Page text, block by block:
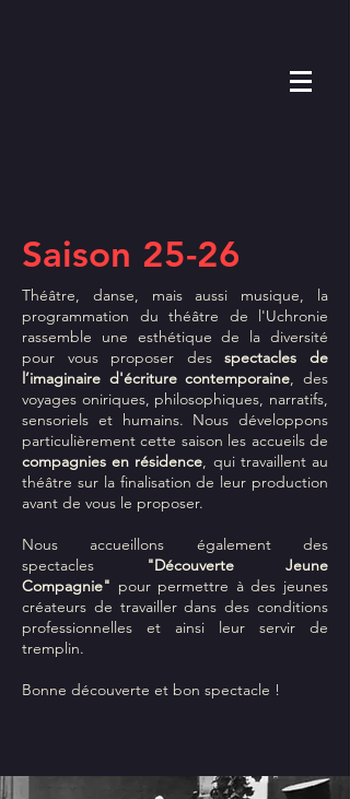
Saison 25-26
Théâtre, danse, mais aussi musique, la
programmation du théâtre de l'Uchronie
rassemble une esthétique de la diversité
pour vous proposer desspectacles de
l’imaginaire d'écriture contemporaine, des
voyages oniriques, philosophiques, narratifs,
sensoriels et humains. Nous développons
particulièrement cette saison les accueils de
compagnies en résidence, qui travaillent au
théâtre sur la finalisation de leur production
avant de vous le proposer.
Nous accueillons également des
spectacles
"Découverte Jeune
Compagnie" pour permettre à des jeunes
créateurs de travailler dans des conditions
professionnelles et ainsi leur servir de
tremplin.
Bonne découverte et bon spectacle !